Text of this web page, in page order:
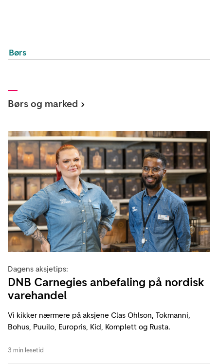
Børs
Børs og marked
Dagens aksjetips:
DNB Carnegies anbefaling på nordisk
varehandel
Vi kikker nærmere på aksjene Clas Ohlson, Tokmanni,
Bohus, Puuilo, Europris, Kid, Komplett og Rusta.
3 min lesetid